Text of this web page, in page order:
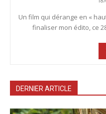
Un film qui dérange en «
finaliser mon édito, ce
DERNIER ARTICLE